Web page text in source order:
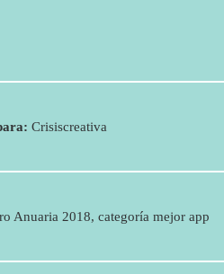
Crisiscreativa
Anuaria 2018, categoría mejor app